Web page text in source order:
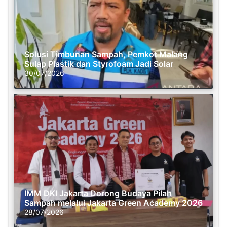
Solusi Timbunan Sampah, Pemkot Malang
Sulap Plastik dan Styrofoam Jadi Solar
30/07/2026
IMM DKI Jakarta Dorong Budaya Pilah
Sampah melalui Jakarta Green Academy 2026
28/07/2026